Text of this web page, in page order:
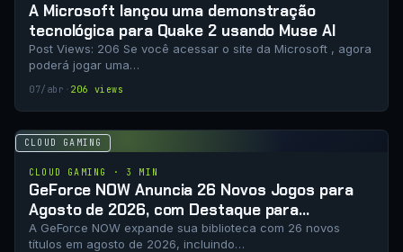
A Microsoft lançou uma demonstração
tecnológica para Quake 2 usando Muse AI
Post Views: 206 Se você acessar o site da Microsoft , agora
poderá jogar uma…
07/abr · 206 views
CLOUD GAMING
CLOUD GAMING · 3 MIN
GeForce NOW Anuncia 26 Novos Jogos para
Agosto de 2026, com Destaque para
Lançamentos da Semana e QuakeCon
A GeForce NOW expande sua biblioteca com 26 novos
títulos em agosto de 2026, incluindo…